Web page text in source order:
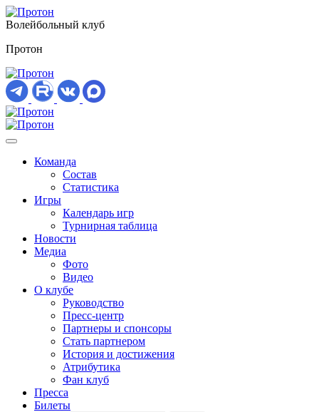
Волейбольный клуб
Протон
Команда
Состав
Статистика
Игры
Календарь игр
Турнирная таблица
Новости
Медиа
Фото
Видео
О клубе
Руководство
Пресс-центр
Партнеры и спонсоры
Стать партнером
История и достижения
Атрибутика
Фан клуб
Пресса
Билеты